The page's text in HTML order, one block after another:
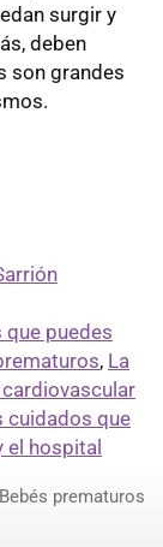
surgir y
deben
son grandes
puedes
, La
cuidados que
el hospital
Bebés prematuros